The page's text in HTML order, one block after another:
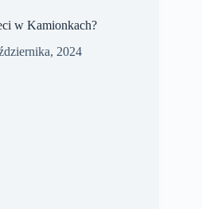
w Kamionkach?
2024